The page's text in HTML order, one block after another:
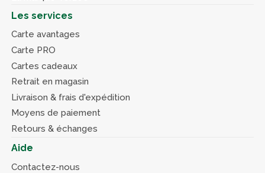
Les services
Carte avantages
Carte PRO
Cartes cadeaux
Retrait en magasin
Livraison & frais d'expédition
Moyens de paiement
Retours & échanges
Aide
Contactez-nous